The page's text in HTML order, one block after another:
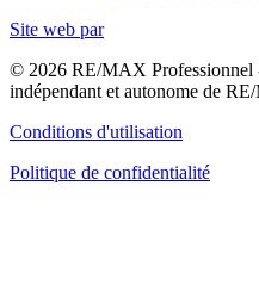
Site web par
© 2026 RE/MAX Professionnel
indépendant et autonome de
Conditions d'utilisation
Politique de confidentialité